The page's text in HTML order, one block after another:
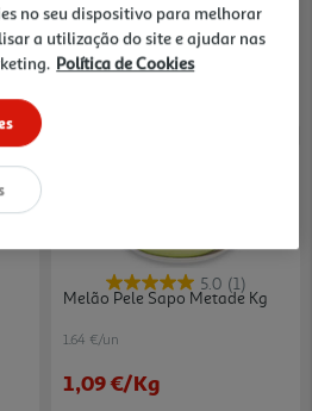
5.0 (1)
Melão Pele Sapo Metade Kg
1.64 €/un
1,09 €/Kg
no seu dispositivo para melhorar
a utilização do site e ajudar nas
Política de Cookies